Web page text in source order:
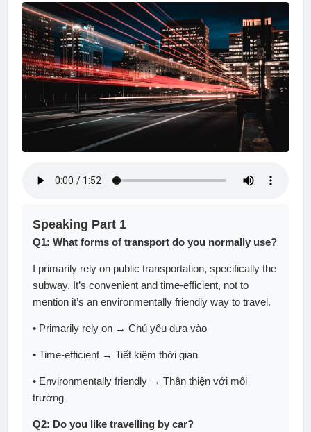
Speaking Part 1
Q1: What forms of transport do you normally use?
I primarily rely on public transportation, specifically the
subway. It’s convenient and time-efficient, not to
mention it’s an environmentally friendly way to travel.
• Primarily rely on → Chủ yếu dựa vào
• Time-efficient → Tiết kiệm thời gian
• Environmentally friendly → Thân thiện với môi
trường
Q2: Do you like travelling by car?